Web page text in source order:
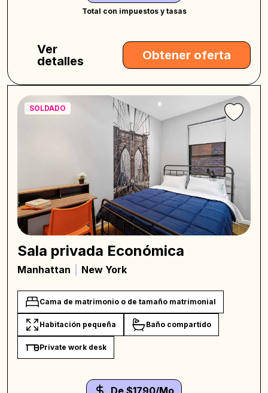
Total con impuestos y tasas
Ver
detalles
Obtener oferta
SOLDADO
Sala privada Económica
Manhattan New York
Cama de matrimonio o de tamaño matrimonial
Habitación pequeña Baño compartido
Private work desk
De $1790/Mo